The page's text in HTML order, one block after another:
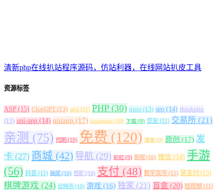
清新php在线扒站程序源码，仿站利器，在线网站扒皮工具
资源标签
ASP (15) ChatGPT (13) java (11) PHP (30) ripro (13) seo (14) thinkphp
(13) uni-app (14) uniapp (17) wordpress (10) 下载 (9) 交友 (11) 交易所 (21)
亲测 (75) 代刷 (10) 免费 (120) 博客 (9) 原创 (17) 发
卡 (27) 商城 (42) 导航 (29) 彩虹 (9) 影视 (10) 微信 (14) 手游
(56) 抖音 (11) 抽奖 (10) 挖矿 (10) 支付 (48) 数字货币 (11) 易支付 (13)
棋牌游戏 (24) 比特币 (10) 游戏 (16) 独家 (21) 盲盒 (20) 短视频 (11)